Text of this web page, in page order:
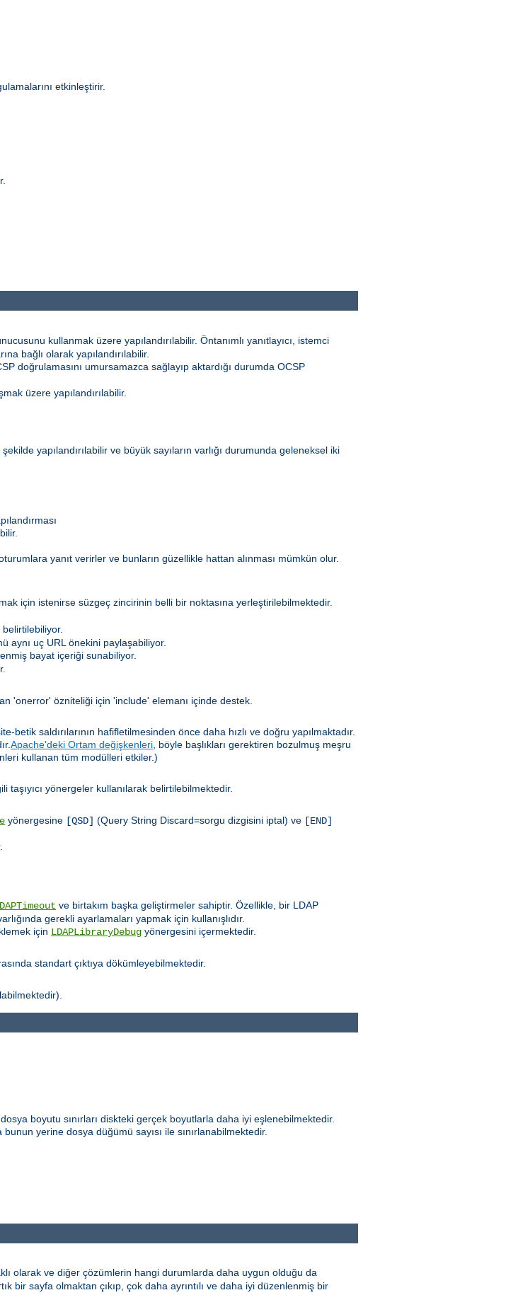
etkinleştirir.
kullanmak üzere yapılandırılabilir. Öntanımlı yanıtlayıcı, istemci
bağlı olarak yapılandırılabilir.
doğrulamasını umursamazca sağlayıp aktardığı durumda OCSP
üzere yapılandırılabilir.
yapılandırılabilir ve büyük sayıların varlığı durumunda geleneksel iki
yanıt verirler ve bunların güzellikle hattan alınması mümkün olur.
için istenirse süzgeç zincirinin belli bir noktasına yerleştirilebilmektedir.
aynı uç URL önekini paylaşabiliyor.
bayat içeriği sunabiliyor.
'onerror' özniteliği için 'include' elemanı içinde destek.
betik saldırılarının hafifletilmesinden önce daha hızlı ve doğru yapılmaktadır.
Apache'deki Ortam değişkenleri, böyle başlıkları gerektiren bozulmuş meşru
kullanan tüm modülleri etkiler.)
taşıyıcı yönergeler kullanılarak belirtilebilmektedir.
yönergesine [QSD] (Query String Discard=sorgu dizgisini iptal) ve [END]
ve birtakım başka geliştirmeler sahiptir. Özellikle, bir LDAP
gerekli ayarlamaları yapmak için kullanışlıdır.
için LDAPLibraryDebug yönergesini içermektedir.
standart çıktıya dökümleyebilmektedir.
boyutu sınırları diskteki gerçek boyutlarla daha iyi eşlenebilmektedir.
yerine dosya düğümü sayısı ile sınırlanabilmektedir.
olarak ve diğer çözümlerin hangi durumlarda daha uygun olduğu da
bir sayfa olmaktan çıkıp, çok daha ayrıntılı ve daha iyi düzenlenmiş bir